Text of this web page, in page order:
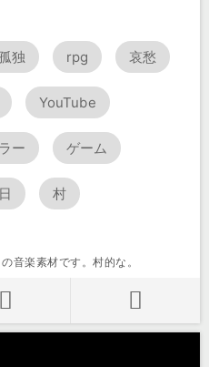
独 rpg 哀愁
YouTube
ー ゲーム
村
音楽素材です。村的な。